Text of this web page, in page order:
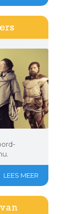
LEES MEER